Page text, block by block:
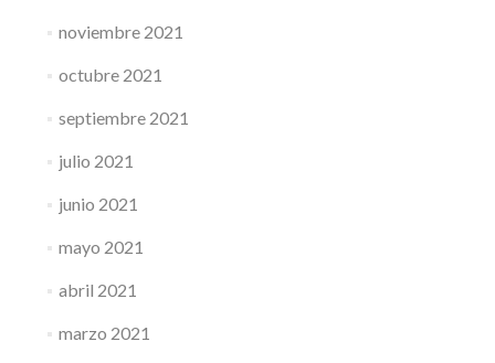
noviembre 2021
octubre 2021
septiembre 2021
julio 2021
junio 2021
mayo 2021
abril 2021
marzo 2021